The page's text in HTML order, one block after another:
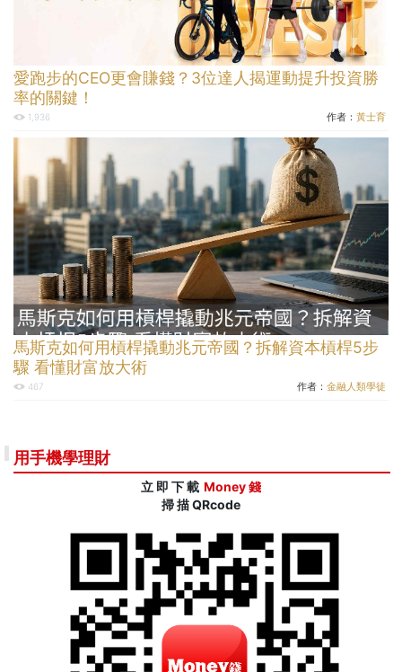
愛跑步的CEO更會賺錢？3位達人揭運動提升投資勝
率的關鍵！
1,936 作者： 黃士育
馬斯克如何用槓桿撬動兆元帝國？拆解資本槓桿5步
驟 看懂財富放大術
467 作者： 金融人類學徒
用手機學理財
立 即 下 載 Money 錢
掃 描 QRcode